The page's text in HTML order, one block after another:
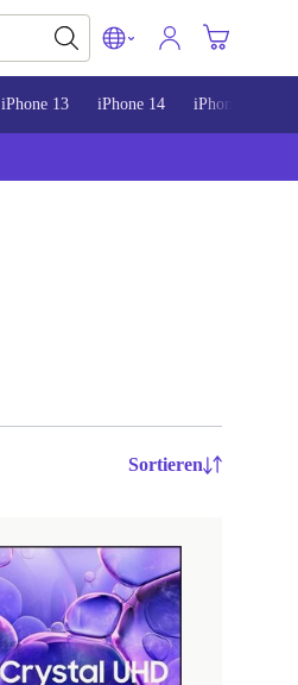
iPhone 13 iPhone 14 iPhone 15
Sortieren